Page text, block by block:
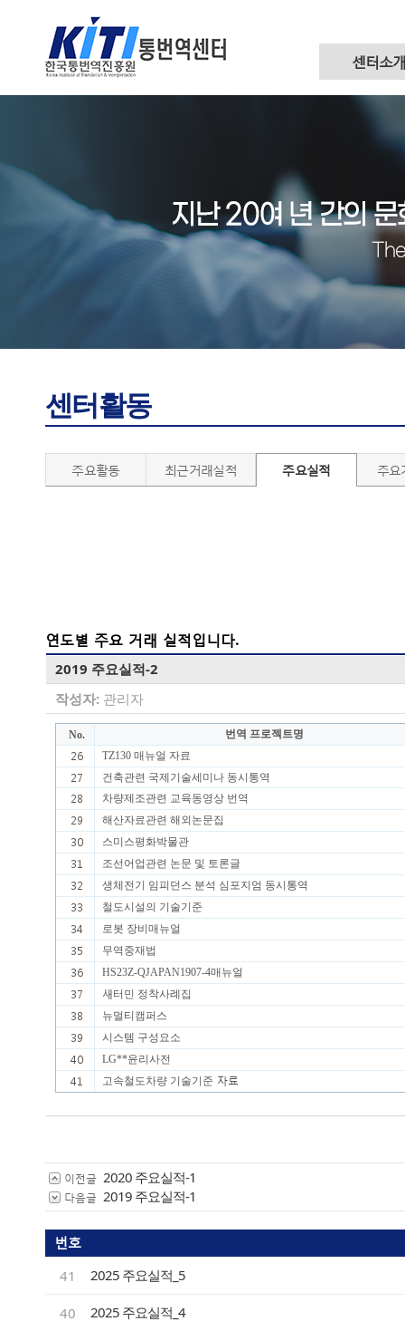
센터소개
센터활동
주요활동 최근거래실적 주요실적 주요
연도별 주요 거래 실적입니다.
2019 주요실적-2
작성자: 관리자
No. 번역 프로젝트명
26 TZ130 매뉴얼 자료
27 건축관련 국제기술세미나 동시통역
28 차량제조관련 교육동영상 번역
29 해산자료관련 해외논문집
30 스미스평화박물관
31 조선어업관련 논문 및 토론글
32 생체전기 임피던스 분석 심포지엄 동시통역
33 철도시설의 기술기준
34 로봇 장비매뉴얼
35 무역중재법
36 HS23Z-QJAPAN1907-4매뉴얼
37 새터민 정착사례집
38 뉴멀티캠퍼스
39 시스템 구성요소
40 LG**윤리사전
41 고속철도차량 기술기준 자료
이전글 2020 주요실적-1
다음글 2019 주요실적-1
번호
41
2025 주요실적_5
40 2025 주요실적_4